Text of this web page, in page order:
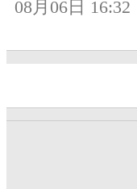
08月06日 16:32